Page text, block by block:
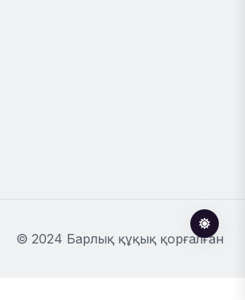
© 2024 Барлық құқық қорғалған